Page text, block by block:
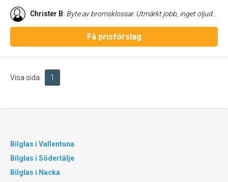
Christer B: Byte av bromsklossar. Utmärkt jobb, inget oljud ligger ej på. Roger och Krister alltid trevliga mot mig. Pris helt ok.
Få prisförslag
Visa sida: 1
Bilglas i Vallentuna
Bilglas i Södertälje
Bilglas i Nacka